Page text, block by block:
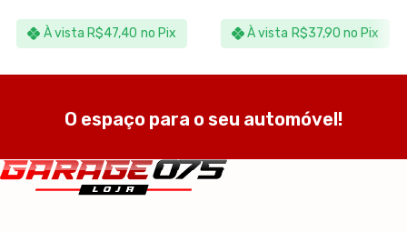
À vista R$47,40 no Pix À vista R$37,90 no Pix
O espaço para o seu automóvel!